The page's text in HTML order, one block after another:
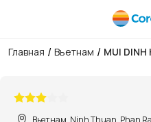
Главная / Вьетнам / MUI DINH
Вьетнам, Ninh Thuan, Phan